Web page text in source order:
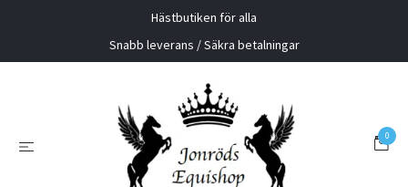
Hästbutiken för alla
Snabb leverans / Säkra betalningar
0